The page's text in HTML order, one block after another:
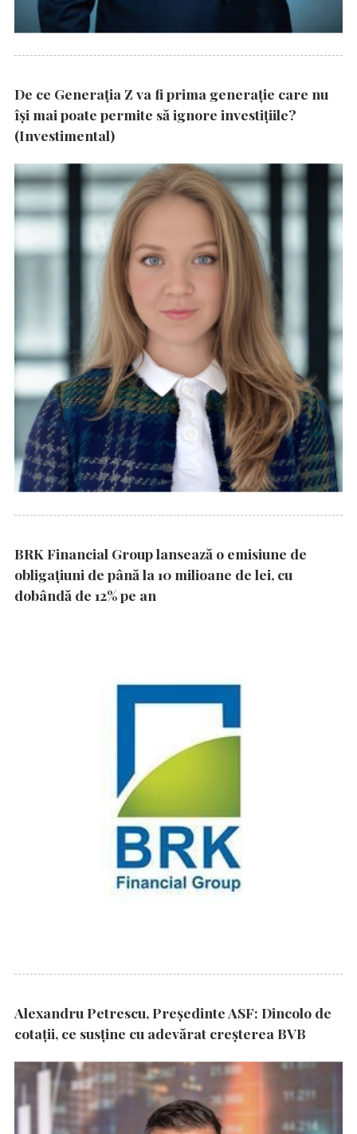
De ce Generația Z va fi prima generație care nu
își mai poate permite să ignore investițiile?
(Investimental)
BRK Financial Group lansează o emisiune de
obligațiuni de până la 10 milioane de lei, cu
dobândă de 12% pe an
Alexandru Petrescu, Președinte ASF: Dincolo de
cotații, ce susține cu adevărat creșterea BVB